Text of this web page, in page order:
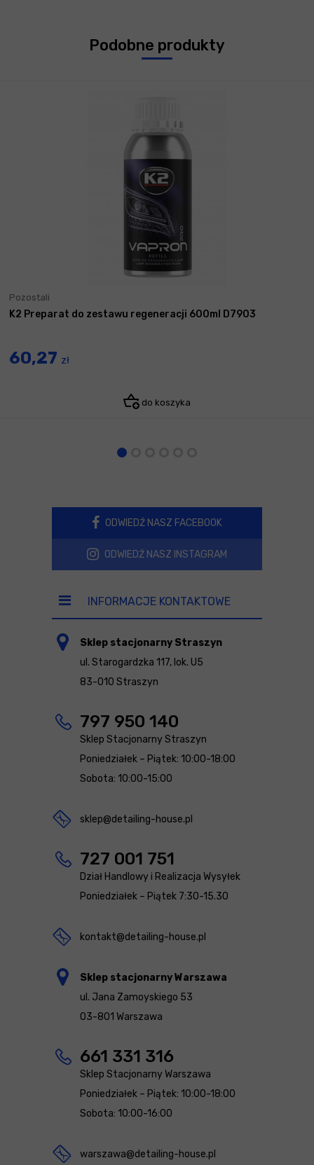
Podobne produkty
Pozostali
K2 Preparat do zestawu regeneracji 600ml D7903
60,27 zł
do koszyka
ODWIEDŹ NASZ FACEBOOK
ODWIEDŹ NASZ INSTAGRAM
INFORMACJE KONTAKTOWE
Sklep stacjonarny Straszyn
ul. Starogardzka 117, lok. U5
83-010 Straszyn
797 950 140
Sklep Stacjonarny Straszyn
Poniedziałek – Piątek: 10:00-18:00
Sobota: 10:00-15:00
sklep@detailing-house.pl
727 001 751
Dział Handlowy i Realizacja Wysyłek
Poniedziałek – Piątek 7:30-15.30
kontakt@detailing-house.pl
Sklep stacjonarny Warszawa
ul. Jana Zamoyskiego 53
03-801 Warszawa
661 331 316
Sklep Stacjonarny Warszawa
Poniedziałek – Piątek: 10:00-18:00
Sobota: 10:00-16:00
warszawa@detailing-house.pl